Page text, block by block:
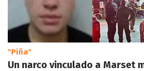
"Piña"
Un narco vinculado a Marset